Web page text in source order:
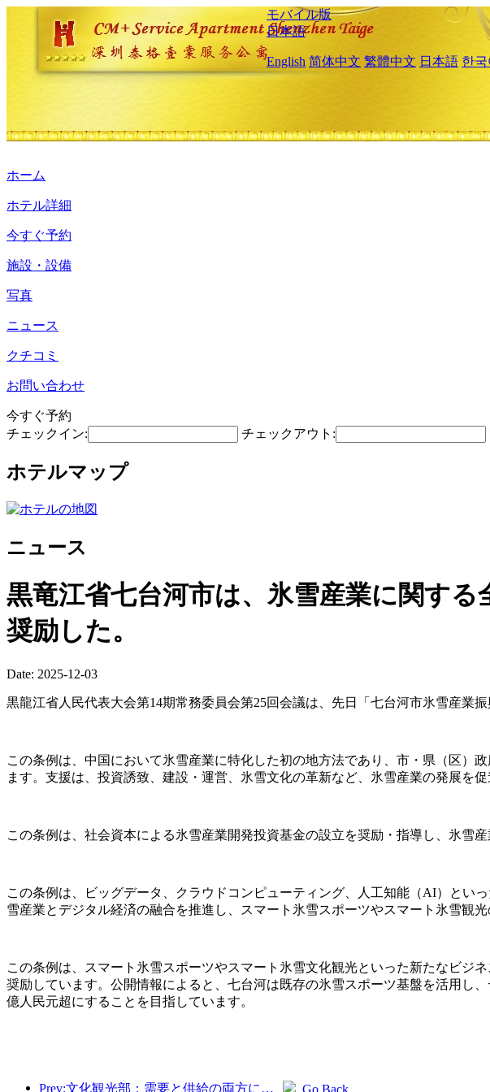
モバイル版
日本語
English 简体中文 繁體中文 日本語 한국
ホーム
ホテル詳細
今すぐ予約
施設・設備
写真
ニュース
クチコミ
お問い合わせ
今すぐ予約
チェックイン:
チェックアウト:
ホテルマップ
ニュース
黒竜江省七台河市は、氷雪産業に関す
奨励した。
Date: 2025-12-03
黒龍江省人民代表大会第14期常務委員会第25回会議は、先日「七台河市氷雪産業
この条例は、中国において氷雪産業に特化した初の地方法であり、市・県（区）
ます。支援は、投資誘致、建設・運営、氷雪文化の革新など、氷雪産業の発展を
この条例は、社会資本による氷雪産業開発投資基金の設立を奨励・指導し、氷雪
この条例は、ビッグデータ、クラウドコンピューティング、人工知能（AI）とい
雪産業とデジタル経済の融合を推進し、スマート氷雪スポーツやスマート氷雪観
この条例は、スマート氷雪スポーツやスマート氷雪文化観光といった新たなビジ
奨励しています。公開情報によると、七台河は既存の氷雪スポーツ基盤を活用し
億人民元超にすることを目指しています。
Prev:文化観光部：需要と供給の両方に焦点を当て、文化と観光の消費活動と旅行を指導します。 Go Back